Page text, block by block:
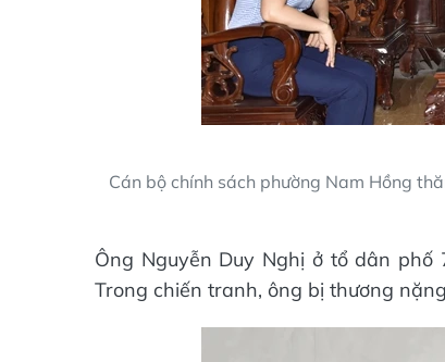
Cán bộ chính sách phường Nam Hồng
Ông Nguyễn Duy Nghị ở tổ dân
Trong chiến tranh, ông bị thương